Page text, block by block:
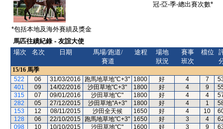
冠-亞-季-總出賽次數*
*包括本地及海外賽績及獎金
馬匹往績紀錄 - 友誼大使
場次
名次 日期
馬場/跑道/
賽道
途程
場地
狀況
賽事
班次
檔位
15/16 馬季
522
06 31/03/2016 跑馬地草地"C+3" 1800 好 4 7
401
09 14/02/2016 沙田草地"C+3" 1800 好 4 9
315
07 09/01/2016 沙田草地"C" 1800 好 4 4
282
05 27/12/2015 沙田草地"A+3" 1800 好 4 1
153
12 08/11/2015 沙田全天候 1650 好 4 10
128
06 22/10/2015 跑馬地草地"C+3" 1650 好 3 4
098
10 10/10/2015 沙田草地"C" 1600 好 3 9